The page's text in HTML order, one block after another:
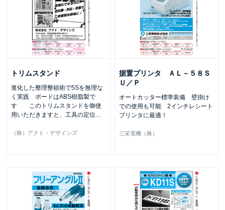
トリムスタンド
進化した整理整頓術で5Sを無理な
く実践 ボードはABS樹脂製で
す このトリムスタンドを御使
用いただきますと、工具の定位…
（株）アクト・デザインズ
据置プリンタ ＡＬ－５８Ｓ
Ｕ／Ｐ
オートカッター標準装備 壁掛け
での使用も可能 2インチレシート
プリンタに最適！
三栄電機（株）